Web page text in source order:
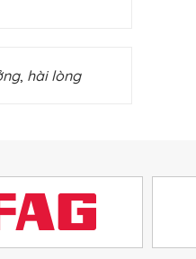
, hài lòng